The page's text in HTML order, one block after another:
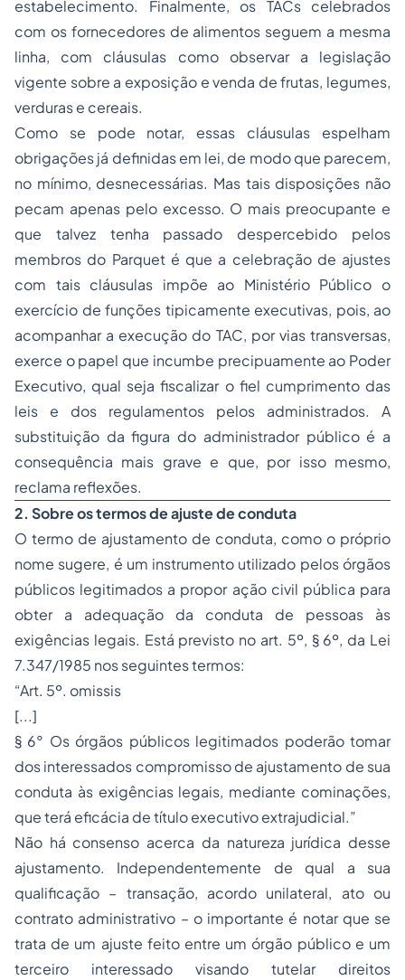
estabelecimento. Finalmente, os TACs celebrados
com os fornecedores de alimentos seguem a mesma
linha, com cláusulas como observar a legislação
vigente sobre a exposição e venda de frutas, legumes,
verduras e cereais.
Como se pode notar, essas cláusulas espelham
obrigações já definidas em lei, de modo que parecem,
no mínimo, desnecessárias. Mas tais disposições não
pecam apenas pelo excesso. O mais preocupante e
que talvez tenha passado despercebido pelos
membros do Parquet é que a celebração de ajustes
com tais cláusulas impõe ao Ministério Público o
exercício de funções tipicamente executivas, pois, ao
acompanhar a execução do TAC, por vias transversas,
exerce o papel que incumbe precipuamente ao Poder
Executivo, qual seja fiscalizar o fiel cumprimento das
leis e dos regulamentos pelos administrados. A
substituição da figura do administrador público é a
consequência mais grave e que, por isso mesmo,
reclama reflexões.
2. Sobre os termos de ajuste de conduta
O termo de ajustamento de conduta, como o próprio
nome sugere, é um instrumento utilizado pelos órgãos
públicos legitimados a propor ação civil pública para
obter a adequação da conduta de pessoas às
exigências legais. Está previsto no art. 5º, § 6º, da Lei
7.347/1985 nos seguintes termos:
“Art. 5º. omissis
[...]
§ 6° Os órgãos públicos legitimados poderão tomar
dos interessados compromisso de ajustamento de sua
conduta às exigências legais, mediante cominações,
que terá eficácia de título executivo extrajudicial.”
Não há consenso acerca da natureza jurídica desse
ajustamento. Independentemente de qual a sua
qualificação – transação, acordo unilateral, ato ou
contrato administrativo – o importante é notar que se
trata de um ajuste feito entre um órgão público e um
terceiro interessado visando tutelar direitos